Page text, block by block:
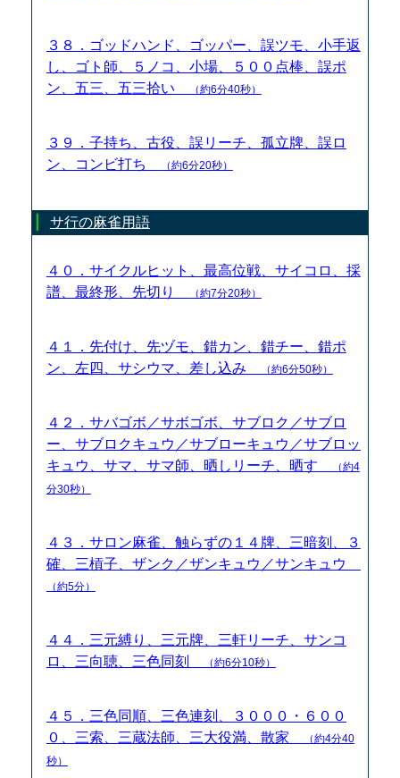
３８．ゴッドハンド、ゴッパー、誤ツモ、小手返
し、ゴト師、５ノコ、小場、５００点棒、誤ポ
ン、五三、五三拾い
（約6分40秒）
３９．子持ち、古役、誤リーチ、孤立牌、誤ロ
ン、コンビ打ち
（約6分20秒）
サ行の麻雀用語
４０．サイクルヒット、最高位戦、サイコロ、採
譜、最終形、先切り
（約7分20秒）
４１．先付け、先ヅモ、錯カン、錯チー、錯ポ
ン、左四、サシウマ、差し込み
（約6分50秒）
４２．サバゴボ／サボゴボ、サブロク／サブロ
ー、サブロクキュウ／サブローキュウ／サブロッ
キュウ、サマ、サマ師、晒しリーチ、晒す
（約4
分30秒）
４３．サロン麻雀、触らずの１４牌、三暗刻、３
確、三槓子、ザンク／ザンキュウ／サンキュウ
（約5分）
４４．三元縛り、三元牌、三軒リーチ、サンコ
ロ、三向聴、三色同刻
（約6分10秒）
４５．三色同順、三色連刻、３０００・６００
０、三索、三蔵法師、三大役満、散家
（約4分40
秒）